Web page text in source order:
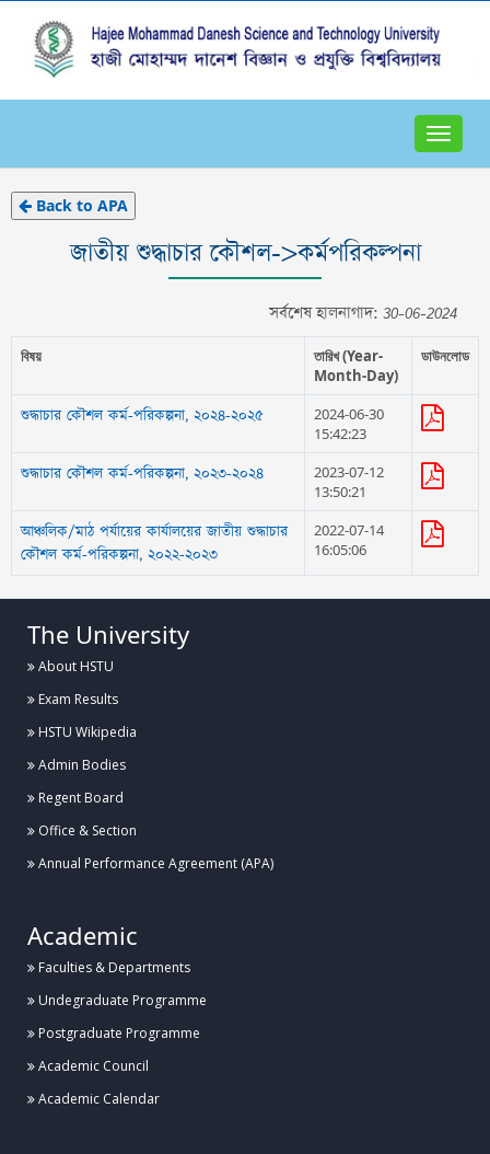
Toggle
Back to APA
জাতীয় শুদ্ধাচার কৌশল->কর্মপরিকল্পনা
সর্বশেষ হালনাগাদ: 30-06-2024
বিষয়
তারিখ (Year-
Month-Day)
ডাউনলোড
শুদ্ধাচার কৌশল কর্ম-পরিকল্পনা, ২০২৪-২০২৫
2024-06-30
15:42:23
শুদ্ধাচার কৌশল কর্ম-পরিকল্পনা, ২০২৩-২০২৪
2023-07-12
13:50:21
আঞ্চলিক/মাঠ পর্যায়ের কার্যালয়ের জাতীয় শুদ্ধাচার
কৌশল কর্ম-পরিকল্পনা, ২০২২-২০২৩
2022-07-14
16:05:06
The University
About HSTU
Exam Results
HSTU Wikipedia
Admin Bodies
Regent Board
Office & Section
Annual Performance Agreement (APA)
Academic
Faculties & Departments
Undegraduate Programme
Postgraduate Programme
Academic Council
Academic Calendar